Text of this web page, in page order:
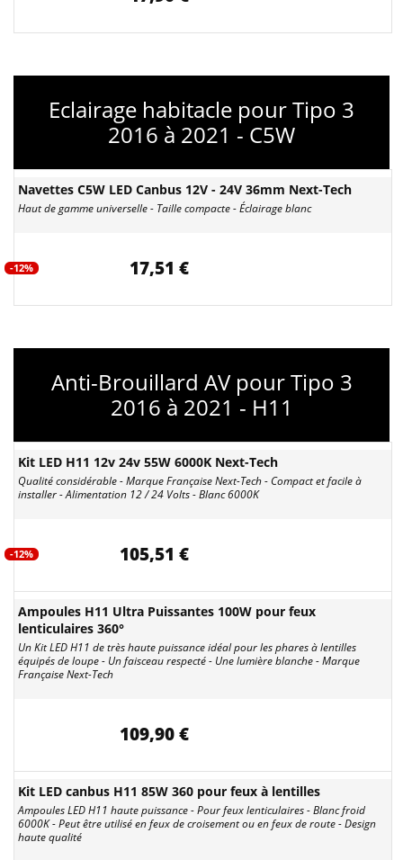
Eclairage habitacle pour Tipo 3
2016 à 2021 - C5W
Navettes C5W LED Canbus 12V - 24V 36mm Next-Tech
Haut de gamme universelle - Taille compacte - Éclairage blanc
-12% 17,51 €
Anti-Brouillard AV pour Tipo 3
2016 à 2021 - H11
Kit LED H11 12v 24v 55W 6000K Next-Tech
Qualité considérable - Marque Française Next-Tech - Compact et facile à
installer - Alimentation 12 / 24 Volts - Blanc 6000K
-12% 105,51 €
Ampoules H11 Ultra Puissantes 100W pour feux
lenticulaires 360°
Un Kit LED H11 de très haute puissance idéal pour les phares à lentilles
équipés de loupe - Un faisceau respecté - Une lumière blanche - Marque
Française Next-Tech
109,90 €
Kit LED canbus H11 85W 360 pour feux à lentilles
Ampoules LED H11 haute puissance - Pour feux lenticulaires - Blanc froid
6000K - Peut être utilisé en feux de croisement ou en feux de route - Design
haute qualité